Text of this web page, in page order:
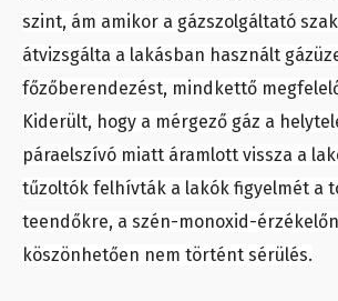
szint, ám amikor a gázszolgáltató
átvizsgálta a lakásban használt
főzőberendezést, mindkettő
Kiderült, hogy a mérgező gáz a
páraelszívó miatt áramlott vissza a
tűzoltók felhívták a lakók figyelmét a
teendőkre, a szén-monoxid-
köszönhetően nem történt sérülés.